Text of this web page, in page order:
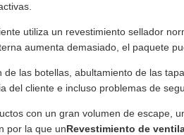
utiliza un revestimiento sellador
aumenta demasiado, el paquete
de las botellas, abultamiento de las
del cliente e incluso problemas de
con un gran volumen de escape,
por la que unRevestimiento de